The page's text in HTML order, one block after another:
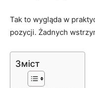
Tak to wygląda w
pozycji. Żadnych
Зміст